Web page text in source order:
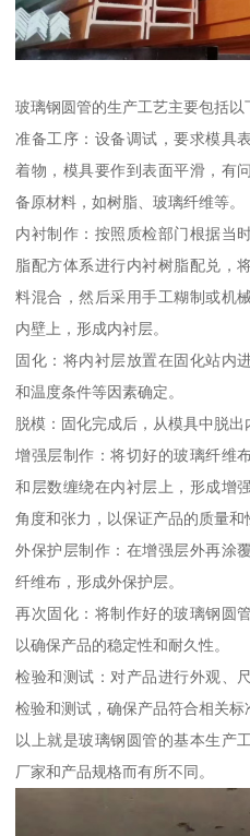
玻璃钢圆管的生产工艺主要包括以
准备工序：设备调试，要求模具
着物，模具要作到表面平滑，有
备原材料，如树脂、玻璃纤维等。
内衬制作：按照质检部门根据当
脂配方体系进行内衬树脂配兑，
料混合，然后采用手工糊制或机
内壁上，形成内衬层。
固化：将内衬层放置在固化站内
和温度条件等因素确定。
脱模：固化完成后，从模具中脱出
增强层制作：将切好的玻璃纤维
和层数缠绕在内衬层上，形成增
角度和张力，以保证产品的质量和
外保护层制作：在增强层外再涂
纤维布，形成外保护层。
再次固化：将制作好的玻璃钢圆
以确保产品的稳定性和耐久性。
检验和测试：对产品进行外观、
检验和测试，确保产品符合相关标
以上就是玻璃钢圆管的基本生产
厂家和产品规格而有所不同。